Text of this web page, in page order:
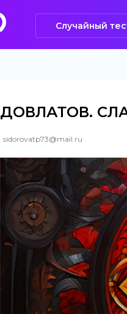
Случайный
ДОВЛАТОВ.
sidorovatp73@mail.ru